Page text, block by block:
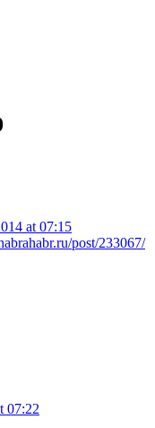
at 07:15
post/233067/
07:22